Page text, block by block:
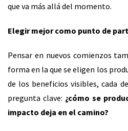
que va más allá del momento.
Elegir mejor como punto de
Pensar en nuevos comienzos
forma en la que se eligen los
de los beneficios visibles, cada
pregunta clave: ¿cómo se
impacto deja en el camino?